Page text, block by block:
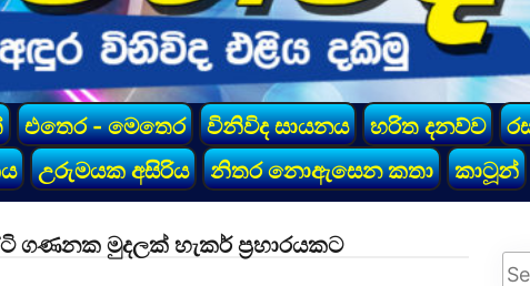
එතෙර - මෙතෙර විනිවිද සායනය හරිත දනව්ව
උරුමයක අසිරිය නිතර නොඇසෙන කතා කාටූන්
ගණනක මුදලක් හැකර් ප්‍රහාරයකට